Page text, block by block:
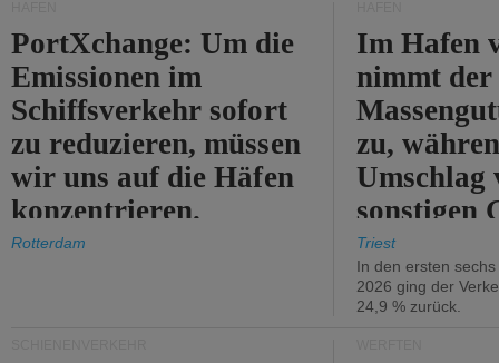
PortXchange: Um die
Emissionen im
Schiffsverkehr sofort
zu reduzieren, müssen
wir uns auf die Häfen
konzentrieren.
Rotterdam
Im Hafen
nimmt der
zu,
Umschlag
sonstigen
abnimmt.
Triest
In den ersten
2026 ging der
24,9 % zurück.